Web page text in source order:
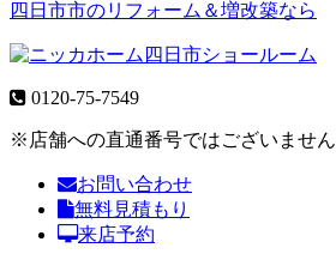
四日市市のリフォーム＆増改築なら
0120-75-7549
※店舗への直通番号ではございません
お問い合わせ
無料見積もり
来店予約